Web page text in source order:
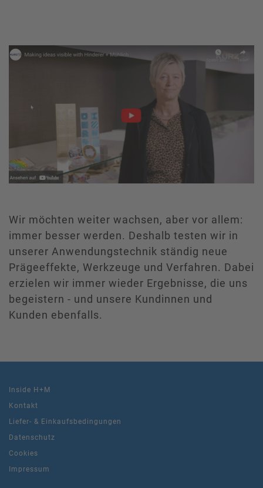
Wir möchten weiter wachsen, aber vor allem:
immer besser werden. Deshalb testen wir in
unserer Anwendungstechnik ständig neue
Prägeeffekte, Werkzeuge und Verfahren. Dabei
erzielen wir immer wieder Ergebnisse, die uns
begeistern - und unsere Kundinnen und
Kunden ebenfalls.
Inside H+M
Kontakt
Liefer- & Einkaufsbedingungen
Datenschutz
Cookies
Impressum